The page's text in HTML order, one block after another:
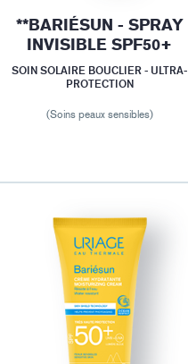
**BARIÉSUN - SPRAY
INVISIBLE SPF50+
SOIN SOLAIRE BOUCLIER - ULTRA-
PROTECTION
(Soins peaux sensibles)